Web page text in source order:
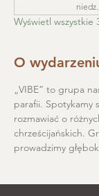
Wyświetl wszystkie
O
„VIBE” to grupa
parafii. Spotykamy
rozmawiać o
chrześcijańskich.
prowadzimy